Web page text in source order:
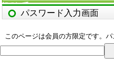
について
パスワード入力画面
このページは会員の方限定です。パ